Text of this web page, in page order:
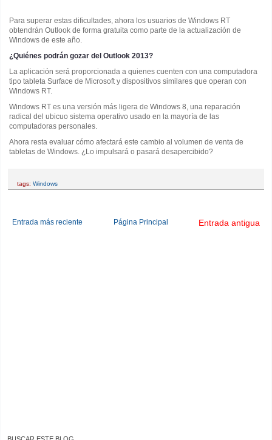
Para superar estas dificultades, ahora los usuarios de Windows RT
obtendrán Outlook de forma gratuita como parte de la actualización de
Windows de este año.
¿Quiénes podrán gozar del Outlook 2013?
La aplicación será proporcionada a quienes cuenten con una computadora
tipo tableta Surface de Microsoft y dispositivos similares que operan con
Windows RT.
Windows RT es una versión más ligera de Windows 8, una reparación
radical del ubicuo sistema operativo usado en la mayoría de las
computadoras personales.
Ahora resta evaluar cómo afectará este cambio al volumen de venta de
tabletas de Windows. ¿Lo impulsará o pasará desapercibido?
tags: Windows
Entrada más reciente Entrada antigua
Página Principal
BUSCAR ESTE BLOG